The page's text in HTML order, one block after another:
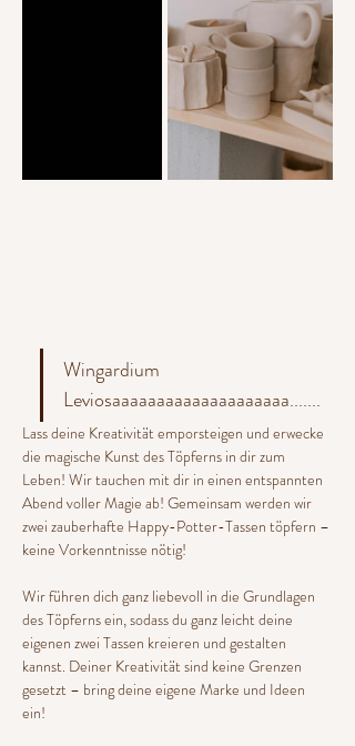
Wingardium
Leviosaaaaaaaaaaaaaaaaaaaa.......
Lass deine Kreativität emporsteigen und erwecke
die magische Kunst des Töpferns in dir zum
Leben! Wir tauchen mit dir in einen entspannten
Abend voller Magie ab! Gemeinsam werden wir
zwei zauberhafte Happy-Potter-Tassen töpfern –
keine Vorkenntnisse nötig!
Wir führen dich ganz liebevoll in die Grundlagen
des Töpferns ein, sodass du ganz leicht deine
eigenen zwei Tassen kreieren und gestalten
kannst. Deiner Kreativität sind keine Grenzen
gesetzt – bring deine eigene Marke und Ideen
ein!